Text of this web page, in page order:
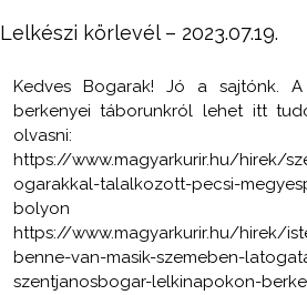
Lelkészi körlevél – 2023.07.19.
Kedves Bogarak! Jó a sajtónk.
berkenyei táborunkról lehet itt
olvasni:
https://www.magyarkurir.hu/hirek/
ogarakkal-talalkozott-pecsi-
bolyon
https://www.magyarkurir.hu/hirek/
benne-van-masik-szemeben-
szentjanosbogar-lelkinapokon-